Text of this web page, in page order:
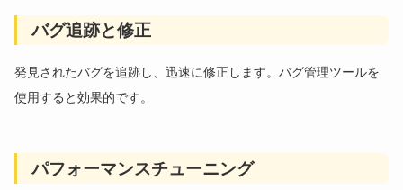
バグ追跡と修正
発見されたバグを追跡し、迅速に修正します。バグ管理ツールを
使用すると効果的です。
パフォーマンスチューニング